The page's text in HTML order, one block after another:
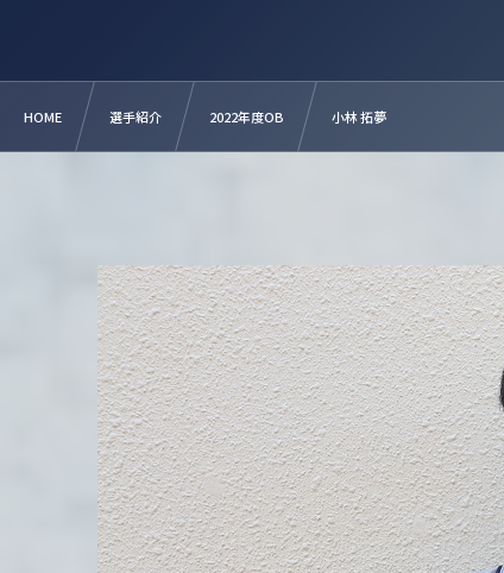
HOME 選手紹介 2022年度OB 小林 拓夢